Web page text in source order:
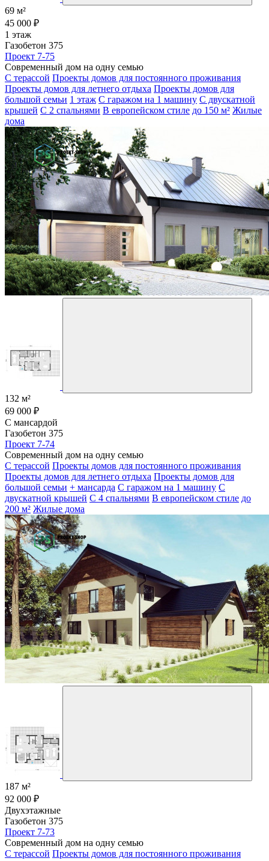
69 м²
45 000 ₽
1 этаж
Газобетон 375
Проект 7-75
Современный дом на одну семью
С терассой Проекты домов для постоянного проживания
Проекты домов для летнего отдыха Проекты домов для
большой семьи 1 этаж С гаражом на 1 машину С двускатной
крышей С 2 спальнями В европейском стиле до 150 м² Жилые
дома
132 м²
69 000 ₽
С мансардой
Газобетон 375
Проект 7-74
Современный дом на одну семью
С терассой Проекты домов для постоянного проживания
Проекты домов для летнего отдыха Проекты домов для
большой семьи + мансарда С гаражом на 1 машину С
двускатной крышей С 4 спальнями В европейском стиле до
200 м² Жилые дома
187 м²
92 000 ₽
Двухэтажные
Газобетон 375
Проект 7-73
Современный дом на одну семью
С терассой Проекты домов для постоянного проживания